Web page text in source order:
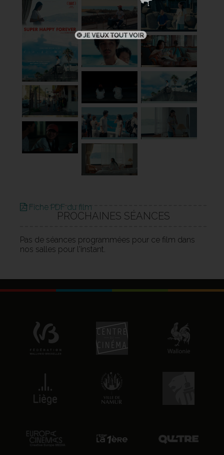
Fiche PDF du film
PROCHAINES SÉANCES
Pas de séances programmées pour ce film dans
nos salles pour l'instant.